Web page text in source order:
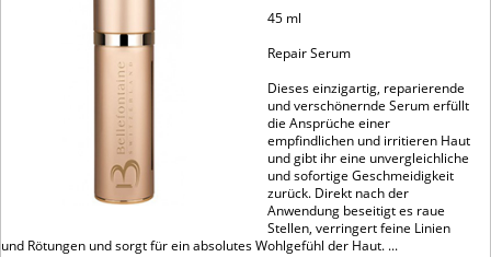
45 ml
Repair Serum
Dieses einzigartig, reparierende
und verschönernde Serum erfüllt
die Ansprüche einer
empfindlichen und irritieren Haut
und gibt ihr eine unvergleichliche
und sofortige Geschmeidigkeit
zurück. Direkt nach der
Anwendung beseitigt es raue
Stellen, verringert feine Linien
und Rötungen und sorgt für ein absolutes Wohlgefühl der Haut. ...